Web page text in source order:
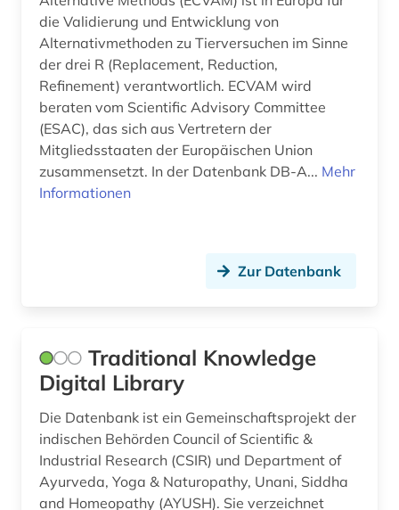
pflanzenschutz (1)
pflanzenschutzmittel (1)
pharmakologie (15)
pharmakopöe (3)
pharmazeutische stoffe (3)
pharmazie (253)
philosopie in der welt des islam (1)
physik (3)
die Validierung und Entwicklung von
Alternativmethoden zu Tierversuchen im Sinne
der drei R (Replacement, Reduction,
Refinement) verantwortlich. ECVAM wird
beraten vom Scientific Advisory Committee
(ESAC), das sich aus Vertretern der
Mitgliedsstaaten der Europäischen Union
zusammensetzt. In der Datenbank DB-A... Mehr
Informationen
Zur Datenbank
Traditional Knowledge
Digital Library
Die Datenbank ist ein Gemeinschaftsprojekt der
indischen Behörden Council of Scientific &
Industrial Research (CSIR) und Department of
Ayurveda, Yoga & Naturopathy, Unani, Siddha
and Homeopathy (AYUSH). Sie verzeichnet